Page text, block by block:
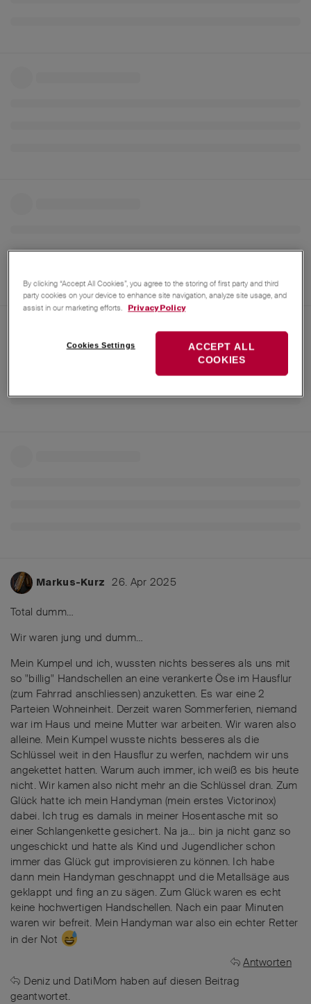
Markus-Kurz 26. Apr 2025
Total dumm…
Wir waren jung und dumm…
Mein Kumpel und ich, wussten nichts besseres als uns mit
so "billig" Handschellen an eine verankerte Öse im Hausflur
(zum Fahrrad anschliessen) anzuketten. Es war eine 2
Parteien Wohneinheit. Derzeit waren Sommerferien, niemand
war im Haus und meine Mutter war arbeiten. Wir waren also
alleine. Mein Kumpel wusste nichts besseres als die
Schlüssel weit in den Hausflur zu werfen, nachdem wir uns
angekettet hatten. Warum auch immer, ich weiß es bis heute
nicht. Wir kamen also nicht mehr an die Schlüssel dran. Zum
Glück hatte ich mein Handyman (mein erstes Victorinox)
dabei. Ich trug es damals in meiner Hosentasche mit so
einer Schlangenkette gesichert. Na ja… bin ja nicht ganz so
ungeschickt und hatte als Kind und Jugendlicher schon
immer das Glück gut improvisieren zu können. Ich habe
dann mein Handyman geschnappt und die Metallsäge aus
geklappt und fing an zu sägen. Zum Glück waren es echt
keine hochwertigen Handschellen. Nach ein paar Minuten
waren wir befreit. Mein Handyman war also ein echter Retter
in der Not
Antworten
Denizund DatiMom haben auf diesen Beitrag
geantwortet.
By clicking “Accept All Cookies”, you agree to the storing of first party and third
party cookies on your device to enhance site navigation, analyze site usage, and
assist in our marketing efforts.
Privacy Policy
Cookies Settings
ACCEPT ALL
COOKIES